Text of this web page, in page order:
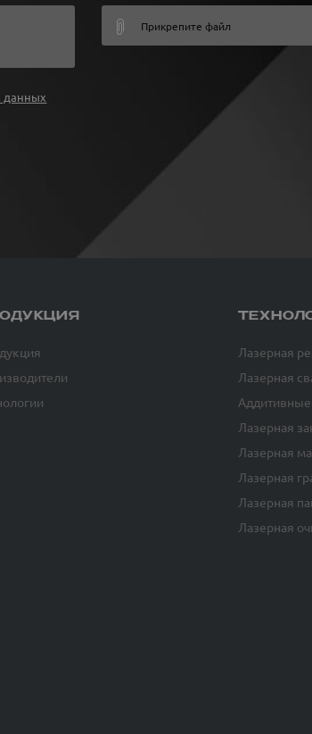
Прикрепите файл
данных
Лазерная
Лазерная
Аддитивные
Лазерная
Лазерная
Лазерная
Лазерная
Лазерная